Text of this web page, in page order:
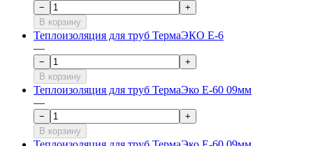
−
+
В корзину
Теплоизоляция для труб ТермаЭКО Е-6
—
−
+
В корзину
Теплоизоляция для труб ТермаЭко Е-60 09мм
—
−
+
В корзину